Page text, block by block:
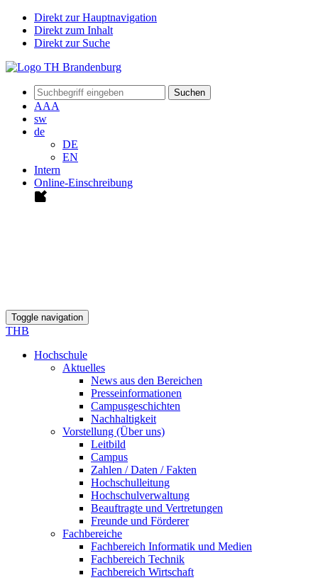
Direkt zur Hauptnavigation
Direkt zum Inhalt
Direkt zur Suche
Suchen
AAA
sw
de
DE
EN
Intern
Online-Einschreibung
Toggle navigation
THB
Hochschule
Aktuelles
News aus den Bereichen
Presseinformationen
Campusgeschichten
Nachhaltigkeit
Vorstellung (Über uns)
Leitbild
Campus
Zahlen / Daten / Fakten
Hochschulleitung
Hochschulverwaltung
Beauftragte und Vertretungen
Freunde und Förderer
Fachbereiche
Fachbereich Informatik und Medien
Fachbereich Technik
Fachbereich Wirtschaft